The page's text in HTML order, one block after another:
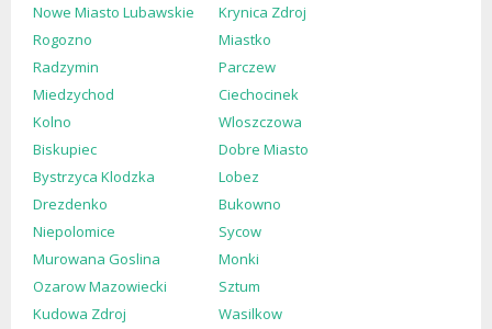
Nowe Miasto Lubawskie
Krynica Zdroj
Rogozno
Miastko
Radzymin
Parczew
Miedzychod
Ciechocinek
Kolno
Wloszczowa
Biskupiec
Dobre Miasto
Bystrzyca Klodzka
Lobez
Drezdenko
Bukowno
Niepolomice
Sycow
Murowana Goslina
Monki
Ozarow Mazowiecki
Sztum
Kudowa Zdroj
Wasilkow